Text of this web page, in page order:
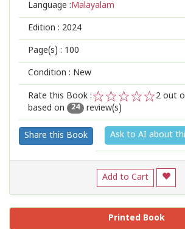
Language :Malayalam
Edition : 2024
Page(s) : 100
Condition : New
Rate this Book :
3
2
1
2 out
based on
24 review(s)
Share this Book Ask to AI about
Add to Cart
Printed Book